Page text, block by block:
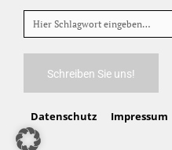
Hier Schlagwort eingeben…
Schreiben Sie uns!
Datenschutz Impressum